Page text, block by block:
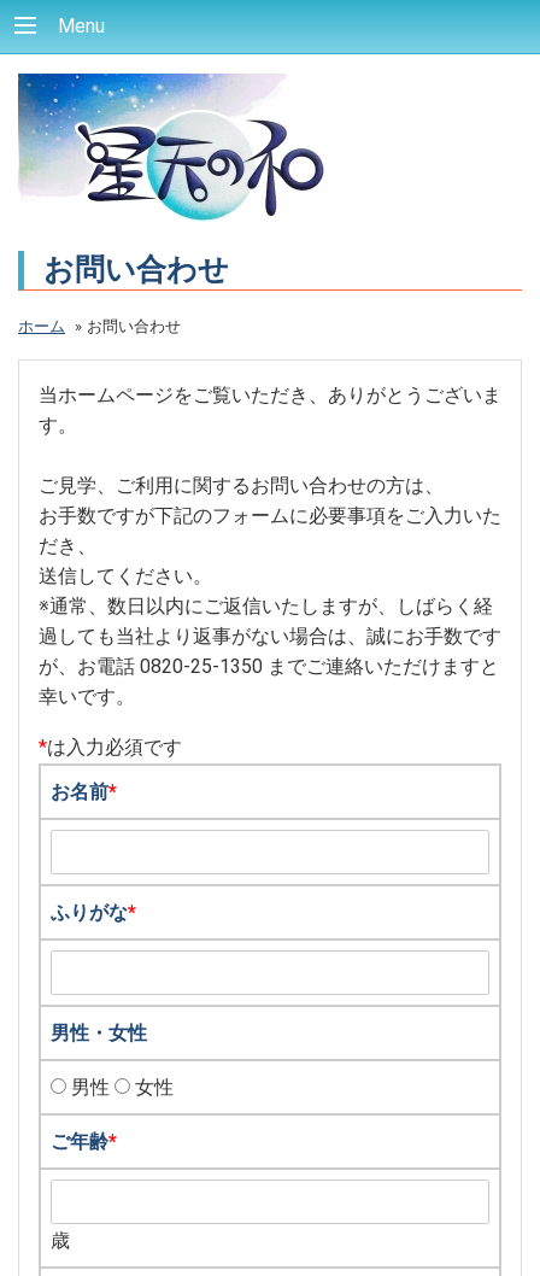
Menu
お問い合わせ
ホーム » お問い合わせ
当ホームページをご覧いただき、ありがとうございま
す。
ご見学、ご利用に関するお問い合わせの方は、
お手数ですが下記のフォームに必要事項をご入力いた
だき、
送信してください。
※通常、数日以内にご返信いたしますが、しばらく経
過しても当社より返事がない場合は、誠にお手数です
が、お電話 0820-25-1350 までご連絡いただけますと
幸いです。
*は入力必須です
お名前*
ふりがな*
男性・女性
男性 女性
ご年齢*
歳